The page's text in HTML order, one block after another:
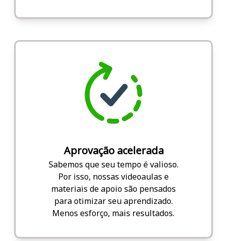
Aprovação acelerada
Sabemos que seu tempo é valioso.
Por isso, nossas videoaulas e
materiais de apoio são pensados
para otimizar seu aprendizado.
Menos esforço, mais resultados.